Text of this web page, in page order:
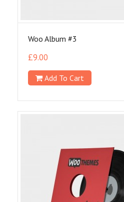
Woo Album #3
£9.00
Add To Cart